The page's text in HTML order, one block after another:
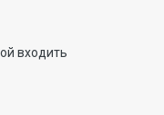
входить